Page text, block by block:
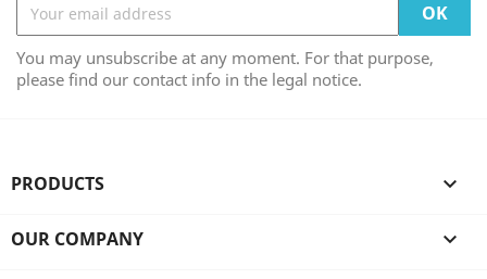
You may unsubscribe at any moment. For that purpose,
please find our contact info in the legal notice.
PRODUCTS 
OUR COMPANY 